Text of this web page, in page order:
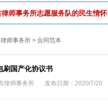
师事务所志愿服务队的民生情怀
师事务所 > 合同范本
刷国产化协议书
律师事务所 发布日期：2020/7/20